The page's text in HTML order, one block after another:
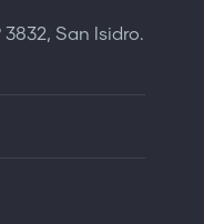
3832, San Isidro.